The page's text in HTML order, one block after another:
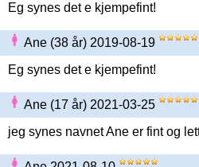
Eg synes det e kjempefint!
Ane (38 år) 2019-08-19
Eg synes det e kjempefint!
Ane (17 år) 2021-03-25
jeg synes navnet Ane er fint og